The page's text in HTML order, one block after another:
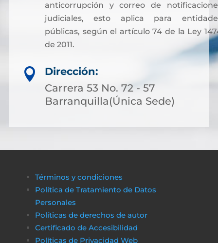
anticorrupción y correo de
judiciales, esto aplica para
públicas, según el artículo 74 de la Ley
de 2011.
Sin embargo, para facilitar otros trámites y
pagos asociados a servicios notariales, hoy
es posible acceder a soluciones financieras
más flexibles. Muchas personas optan por
de financiamiento rápido y transparente,
administrativo pueda completarse sin
obstáculos económicos.
De la misma manera, en

Dirección:
Carrera 53 No. 72 - 57
Barranquilla(Única Sede)
Términos y condiciones
Política de Tratamiento de Datos
Personales
Políticas de derechos de autor
Certificado de Accesibilidad
Políticas de Privacidad Web